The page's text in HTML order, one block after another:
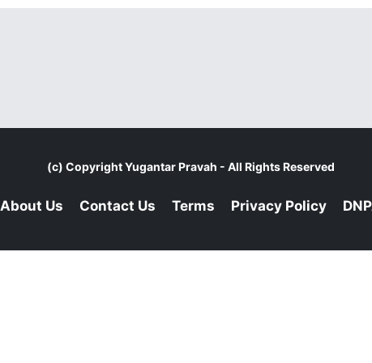
(c) CopyrightYugantar Pravah - All Rights Reserved
About Us Contact Us Terms Privacy Policy